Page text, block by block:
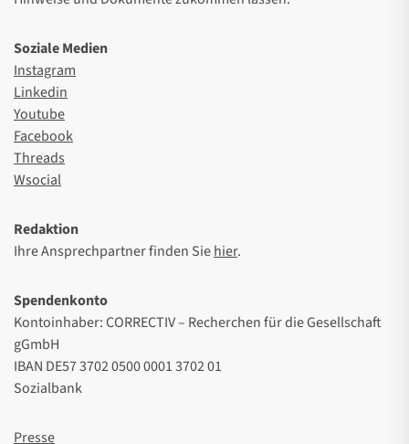
Soziale Medien
Instagram
Linkedin
Youtube
Facebook
Threads
Wsocial
Redaktion
Ihre Ansprechpartner finden Siehier.
Spendenkonto
Kontoinhaber: CORRECTIV – Recherchen für die Gesellschaft
gGmbH
IBAN DE57 3702 0500 0001 3702 01
Sozialbank
Presse